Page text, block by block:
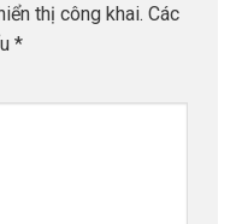
thị công khai. Các
*